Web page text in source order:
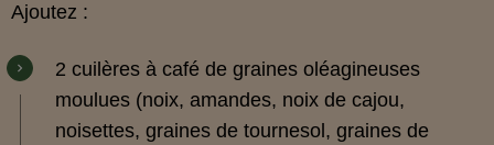
Ajoutez :
2 cuilères à café de graines oléagineuses
moulues (noix, amandes, noix de cajou,
noisettes, graines de tournesol, graines de